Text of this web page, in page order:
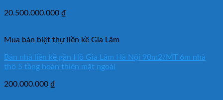
20.500.000.000 ₫
Mua bán biệt thự liền kề Gia Lâm
Bán nhà liền kề gần Hồ Gia Lâm Hà Nội 90m2/MT 6m nhà
thô 5 tầng hoàn thiện mặt ngoài
200.000.000 ₫